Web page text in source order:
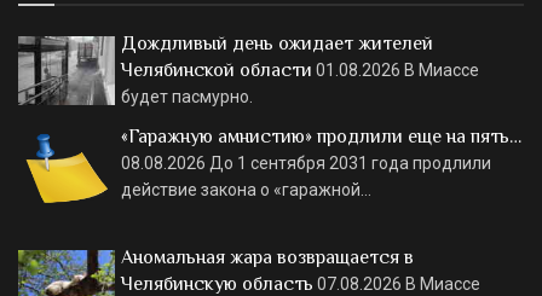
Дождливый день ожидает жителей
Челябинской области 01.08.2026 В Миассе
будет пасмурно.
«Гаражную амнистию» продлили еще на пять…
08.08.2026 До 1 сентября 2031 года продлили
действие закона о «гаражной…
Аномальная жара возвращается в
Челябинскую область 07.08.2026 В Миассе